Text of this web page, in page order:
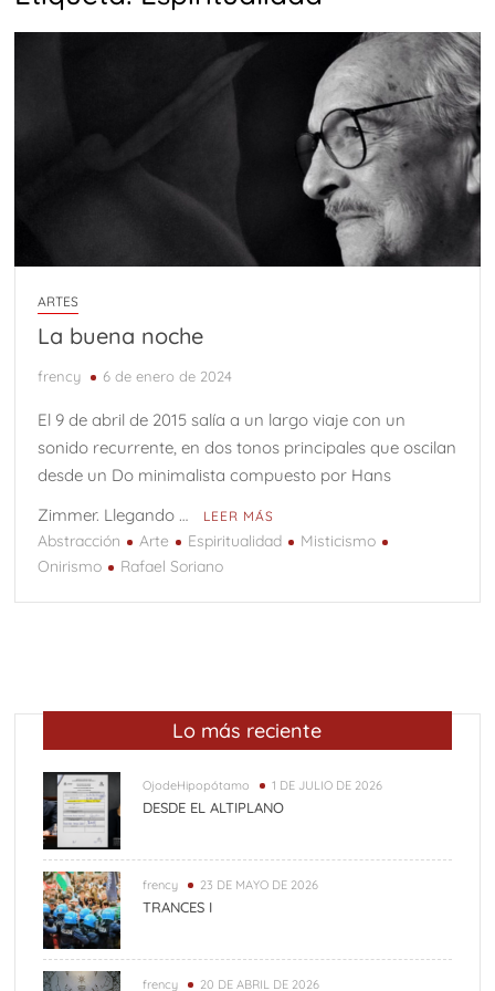
ARTES
La buena noche
frency 6 de enero de 2024
El 9 de abril de 2015 salía a un largo viaje con un
sonido recurrente, en dos tonos principales que oscilan
desde un Do minimalista compuesto por Hans
Zimmer. Llegando …
LEER MÁS
Abstracción Arte Espiritualidad
Misticismo
Onirismo
Rafael Soriano
Lo más reciente
OjodeHipopótamo 1 DE JULIO DE 2026
DESDE EL ALTIPLANO
frency 23 DE MAYO DE 2026
TRANCES I
frency 20 DE ABRIL DE 2026